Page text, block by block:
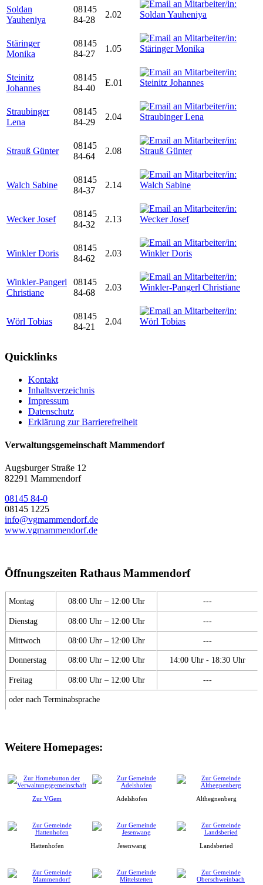
Soldan
Yauheniya
08145
84-28
2.02
Stäringer
Monika
08145
84-27
1.05
Steinitz
Johannes
08145
84-40
E.01
Straubinger
Lena
08145
84-29
2.04
Strauß Günter
08145
84-64
2.08
Walch Sabine
08145
84-37
2.14
Wecker Josef
08145
84-32
2.13
Winkler Doris
08145
84-62
2.03
Winkler-Pangerl
Christiane
08145
84-68
2.03
Wörl Tobias
08145
84-21
2.04
Quicklinks
Kontakt
Inhaltsverzeichnis
Impressum
Datenschutz
Erklärung zur Barrierefreiheit
Verwaltungsgemeinschaft Mammendorf
Augsburger Straße 12
82291 Mammendorf
08145 84-0
08145 1225
info@vgmammendorf.de
www.vgmammendorf.de
Öffnungszeiten Rathaus Mammendorf
Montag 08:00 Uhr – 12:00 Uhr ---
Dienstag 08:00 Uhr – 12:00 Uhr ---
Mittwoch 08:00 Uhr – 12:00 Uhr ---
Donnerstag 08:00 Uhr – 12:00 Uhr 14:00 Uhr - 18:30 Uhr
Freitag 08:00 Uhr – 12:00 Uhr ---
oder nach Terminabsprache
Weitere Homepages:
Zur VGem Adelshofen Althegnenberg
Hattenhofen Jesenwang Landsberied